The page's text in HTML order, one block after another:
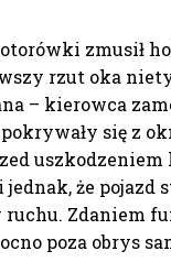
zmusił
rzut oka
– kierowca
się z
uszkodzeniem
że pojazd
Zdaniem
poza obrys